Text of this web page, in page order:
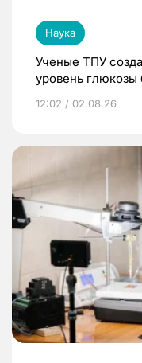
Наука
Ученые ТПУ
уровень глюкозы
12:02 / 02.08.26